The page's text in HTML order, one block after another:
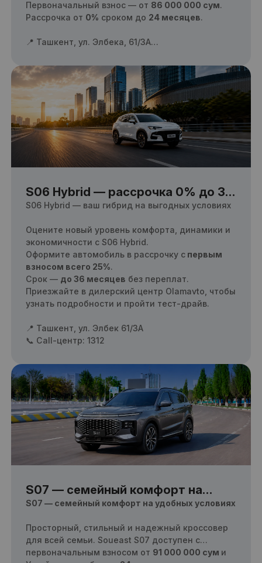
Первоначальный взнос — от 86 000 000 сум.
Рассрочка от 0% сроком до 24 месяцев.
📍 Ташкент, ул. Элбека, 61/3А
S06 Hybrid — рассрочка 0% до 36
месяцев!
S06 Hybrid — ваш гибрид на выгодных условиях
Оцените новый уровень комфорта, динамики и
экономичности с S06 Hybrid.
Оформите автомобиль в рассрочку с первым
взносом всего 25%.
Срок — до 36 месяцев без переплат.
Приезжайте в дилерский центр Olamavto, чтобы
узнать подробности и пройти тест-драйв.
📍 Ташкент, ул. Элбек 61/3А
📞 Call-центр: 1312
S07 — семейный комфорт на
удобных условиях
S07 — семейный комфорт на удобных условиях
Просторный, стильный и надежный кроссовер
для всей семьи. Soueast S07 доступен с
первоначальным взносом от 91 000 000 сум и